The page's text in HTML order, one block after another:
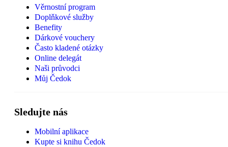
Věrnostní program
Doplňkové služby
Benefity
Dárkové vouchery
Často kladené otázky
Online delegát
Naši průvodci
Můj Čedok
Sledujte nás
Mobilní aplikace
Kupte si knihu Čedok